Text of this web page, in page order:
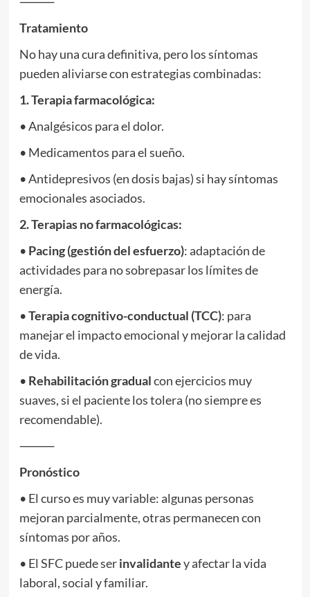
Tratamiento
No hay una cura definitiva, pero los síntomas
pueden aliviarse con estrategias combinadas:
1. Terapia farmacológica:
• Analgésicos para el dolor.
• Medicamentos para el sueño.
• Antidepresivos (en dosis bajas) si hay síntomas
emocionales asociados.
2. Terapias no farmacológicas:
• Pacing (gestión del esfuerzo): adaptación de
actividades para no sobrepasar los límites de
energía.
•Terapia cognitivo-conductual (TCC): para
manejar el impacto emocional y mejorar la calidad
de vida.
• Rehabilitación gradualcon ejercicios muy
suaves, si el paciente los tolera (no siempre es
recomendable).
⸻
Pronóstico
• El curso es muy variable: algunas personas
mejoran parcialmente, otras permanecen con
síntomas por años.
• El SFC puede serinvalidantey afectar la vida
laboral, social y familiar.